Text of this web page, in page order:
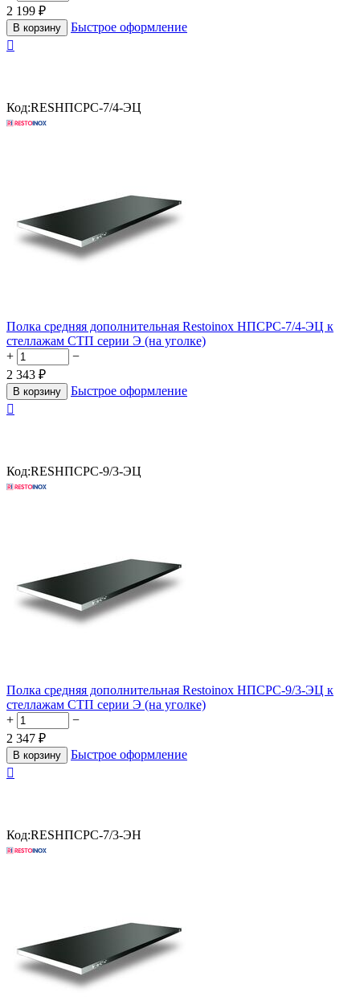
2 199 ₽
В корзину
Быстрое оформление

Код:RESНПСРС-7/4-ЭЦ
Полка средняя дополнительная Restoinox НПСРС-7/4-ЭЦ к
стеллажам СТП серии Э (на уголке)
+
−
2 343 ₽
В корзину
Быстрое оформление

Код:RESНПСРС-9/3-ЭЦ
Полка средняя дополнительная Restoinox НПСРС-9/3-ЭЦ к
стеллажам СТП серии Э (на уголке)
+
−
2 347 ₽
В корзину
Быстрое оформление

Код:RESНПСРС-7/3-ЭН